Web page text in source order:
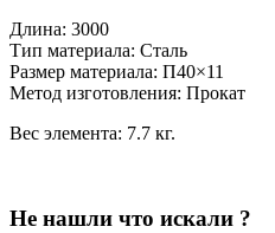
Длина: 3000
Тип материала: Сталь
Размер материала: П40×11
Метод изготовления: Прокат
Вес элемента: 7.7 кг.
Не нашли что искали ?